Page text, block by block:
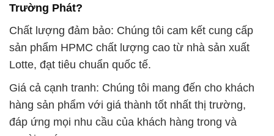
Trường Phát?
Chất lượng đảm bảo: Chúng tôi cam kết cung cấp
sản phẩm HPMC chất lượng cao từ nhà sản xuất
Lotte, đạt tiêu chuẩn quốc tế.
Giá cả cạnh tranh: Chúng tôi mang đến cho khách
hàng sản phẩm với giá thành tốt nhất thị trường,
đáp ứng mọi nhu cầu của khách hàng trong và